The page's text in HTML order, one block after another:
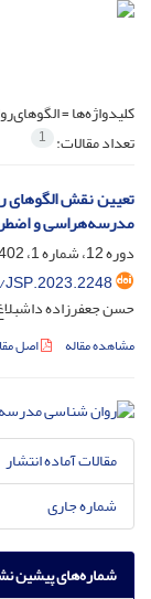
کلیدواژه‌ها =
تعداد مقالات: 1
تعیین نقش
مدرسه‌هراسی و
دوره 12، شماره 1، 1402، صفحه
حسن جعفرزاده
مشاهده مقاله اصل
مقالات آماده انتشار
شماره جاری
شماره‌های پیشین